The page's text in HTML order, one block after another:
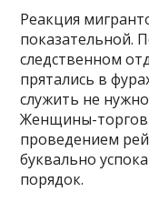
Реакция
показательной.
следственном
прятались в
служить не
Женщины-
проведением
буквально
порядок.